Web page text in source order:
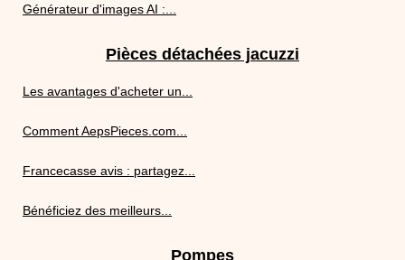
Générateur d'images AI :...
Pièces détachées jacuzzi
Les avantages d'acheter un...
Comment AepsPieces.com...
Francecasse avis : partagez...
Bénéficiez des meilleurs...
Pompes